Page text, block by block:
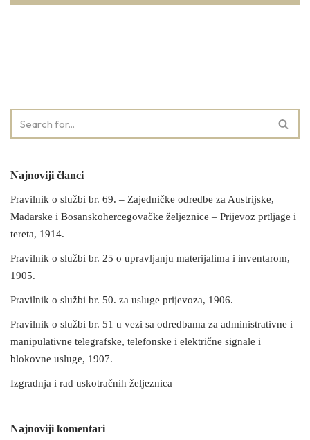
Najnoviji članci
Pravilnik o službi br. 69. – Zajedničke odredbe za Austrijske,
Mađarske i Bosanskohercegovačke željeznice – Prijevoz prtljage i
tereta, 1914.
Pravilnik o službi br. 25 o upravljanju materijalima i inventarom,
1905.
Pravilnik o službi br. 50. za usluge prijevoza, 1906.
Pravilnik o službi br. 51 u vezi sa odredbama za administrativne i
manipulativne telegrafske, telefonske i električne signale i
blokovne usluge, 1907.
Izgradnja i rad uskotračnih željeznica
Najnoviji komentari